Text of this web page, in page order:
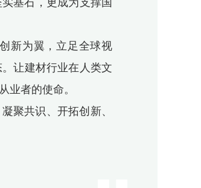
基石，更成为支撑国
新为翼，立足全球视
让建材行业在人类文
者的使命。
聚共识、开拓创新、